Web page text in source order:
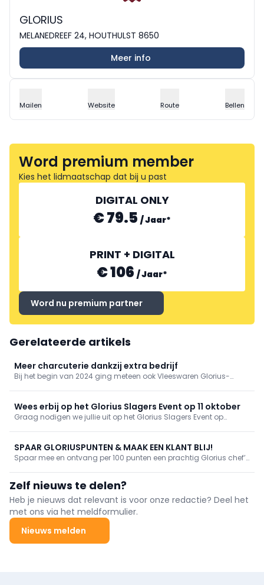
GLORIUS
MELANEDREEF 24, HOUTHULST 8650
Meer info
Mailen Website Route Bellen
Word premium member
Kies het lidmaatschap dat bij u past
DIGITAL ONLY
€ 79.5 /Jaar*
PRINT + DIGITAL
€ 106 /Jaar*
Word nu premium partner
Gerelateerde artikels
Meer charcuterie dankzij extra bedrijf
Bij het begin van 2024 ging meteen ook Vleeswaren Glorius-
breder publiek.
Wees erbij op het Glorius Slagers Event op 11 oktober
Graag nodigen we jullie uit op het Glorius Slagers Event op
ons uniek Belgisch kwaliteitsvarkensvlees.
SPAAR GLORIUSPUNTEN & MAAK EEN KLANT BLIJ!
Spaar mee en ontvang per 100 punten een prachtig Glorius chef’s
Zelf nieuws te delen?
Heb je nieuws dat relevant is voor onze redactie? Deel het
met ons via het meldformulier.
Nieuws melden